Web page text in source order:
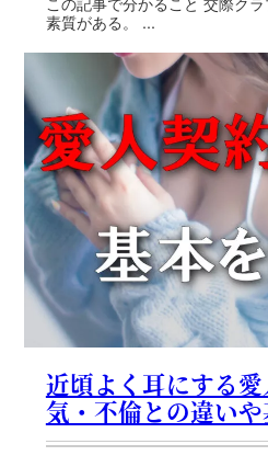
素質がある。 ...
近頃よく耳にする
気・不倫との違いや